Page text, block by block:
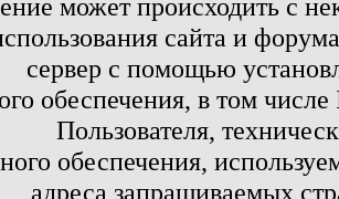
может происходить с
сайта и
сервер с помощью
обеспечения, в том
Пользователя,
обеспечения,
адреса запрашиваемых